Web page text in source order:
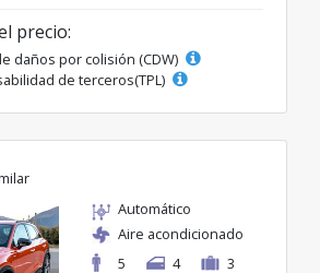
precio:
daños por colisión (CDW)
de terceros(TPL)
Automático
Aire acondicionado
5
4 3